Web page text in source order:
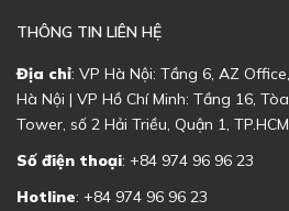
THÔNG TIN LIÊN HỆ
Địa chỉ: VP Hà Nội: Tầng 6, AZ
Hà Nội | VP Hồ Chí Minh: Tầng 16,
Tower, số 2 Hải Triều, Quận 1, TP.HCM
Số điện thoại: +84 974 96 96 23
Hotline: +84 974 96 96 23